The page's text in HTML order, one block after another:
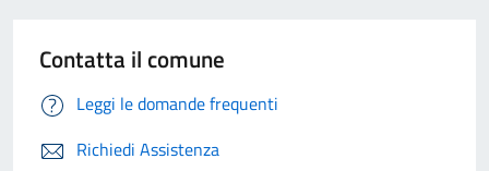
Contatta il comune
Leggi le domande frequenti
Richiedi Assistenza